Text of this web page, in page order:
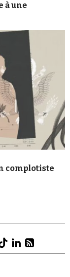
à une
complotiste